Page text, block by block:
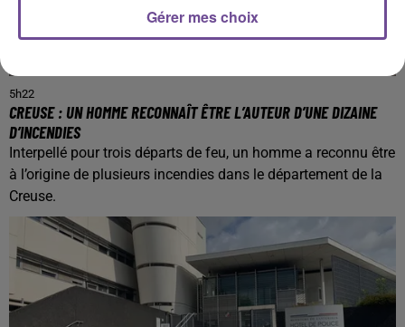
5h22
CREUSE : UN HOMME RECONNAÎT ÊTRE L’AUTEUR D’UNE DIZAINE
D’INCENDIES
Interpellé pour trois départs de feu, un homme a reconnu être
à l’origine de plusieurs incendies dans le département de la
Creuse.
Gérer mes choix